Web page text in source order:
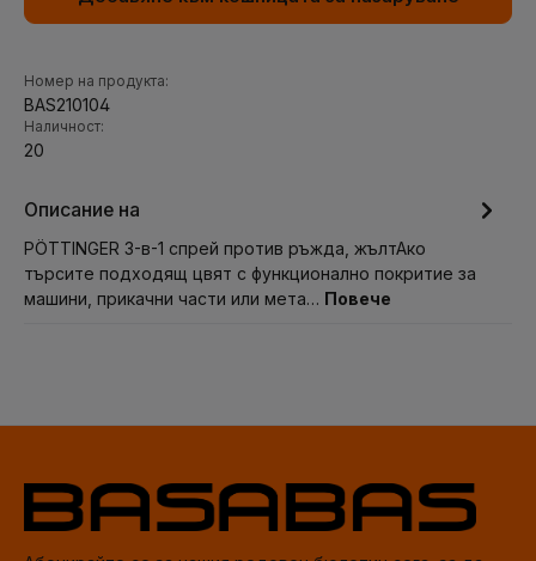
Номер на продукта:
BAS210104
Наличност:
20
Описание на
PÖTTINGER 3-в-1 спрей против ръжда, жълтАко
търсите подходящ цвят с функционално покритие за
машини, прикачни части или мета… Повече